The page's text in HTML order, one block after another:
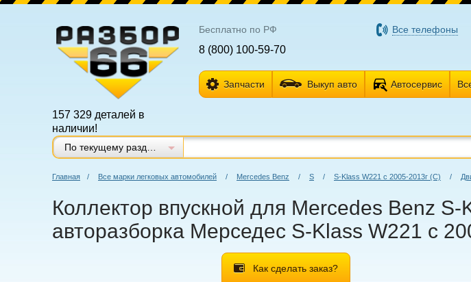
157 329 деталей в
наличии!
Бесплатно по РФ
8 (800) 100-59-70
Все телефоны
Запчасти Выкуп авто Автосервис
Главная / Все марки легковых автомобилей / Mercedes Benz / S / S-Klass W221 с 2005-2013г (С) /
Коллектор впускной для Mercedes Benz
авторазборка Мерседес S-Klass W221 с
Как сделать заказ?